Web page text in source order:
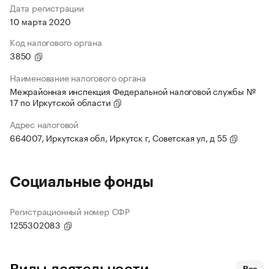
Дата регистрации
10 марта 2020
Код налогового органа
3850
Наименование налогового органа
Межрайонная инспекция Федеральной налоговой службы №
17 по Иркутской области
Адрес налоговой
664007, Иркутская обл, Иркутск г, Советская ул, д 55
Социальные фонды
Регистрационный номер СФР
1255302083